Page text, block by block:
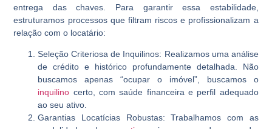
entrega das chaves. Para garantir essa estabilidade,
estruturamos processos que filtram riscos e profissionalizam a
relação com o locatário:
Seleção Criteriosa de Inquilinos: Realizamos uma análise
de crédito e histórico profundamente detalhada. Não
buscamos apenas “ocupar o imóvel”, buscamos o
inquilino certo, com saúde financeira e perfil adequado
ao seu ativo.
Garantias Locatícias Robustas: Trabalhamos com as